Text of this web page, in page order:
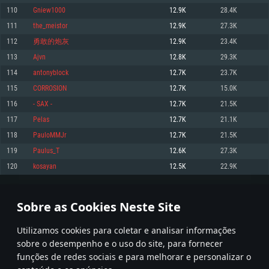
Sobre as Cookies Neste Site
Utilizamos cookies para coletar e analisar informações
sobre o desempenho e o uso do site, para fornecer
funções de redes sociais e para melhorar e personalizar o
Memória: 4GB
Placa Gráfica: Placa com DirectX 11: AMD Radeon 77XX / NVIDIA GeForce
GTX 660. Resolução mínima suportada: 720p
Network: Internet de banda larga.
Disco: 23,1 GB
Recomendado
superior, Radeon RX 570 ou superior
Disco: 75,9 GB
Memória: 6 GB
Placa Gráfica: Intel Iris Pro 5200 (Mac), equivalentes AMD/Nvidia para Mac.
Resolução mínima suportada: 720p com suporte Metal.
Network: Internet de banda larga.
Disco: 21,5 GB
Recomendado
Network: Internet de banda larga.
Memória: 4 GB
Placa Gráfica: NVIDIA 660 com os drivers mais recentes (não mais de 6
meses) / equivalentes AMD com os drivers mais recentes com suporte
Vulkan (não mais de 6 meses); Resolução mínima suportada: 720p.
Network: Internet de banda larga.
Disco: 21,5 GB
Recomendado
Sistema Operativo: Ubuntu 20.04 64bit
Processador: Intel Core i7
Memória: 16 GB
Placa Gráfica: NVIDIA 1060 com os drivers mais recentes (não mais de 6
meses) / equivalentes AMD (Radeon RX 570) com os drivers mais recentes
Network: Internet de banda larga.
110 Gniew1000 12.9K 28.4K
111 the_meistor 12.9K 27.3K
112 勇敢的炮灰 12.9K 23.4K
113 Ajvn 12.8K 29.3K
114 antonyblock 12.7K 23.7K
115 CORROSION 12.7K 15.0K
116 - SAX - 12.7K 21.5K
117 Pelas 12.7K 21.1K
118 PauloMMJr 12.7K 21.5K
119 Paulus_T 12.6K 27.3K
120 kosayan 12.5K 22.9K